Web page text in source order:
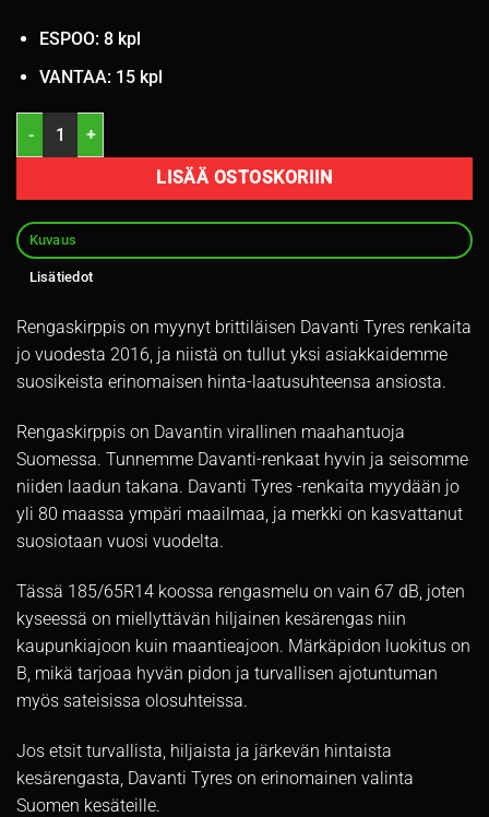
ESPOO: 8 kpl
VANTAA: 15 kpl
185/65R14 Davanti DX390 86H C,B 67dB / kesä määrä
LISÄÄ OSTOSKORIIN
Kuvaus
Lisätiedot
Rengaskirppis on myynyt brittiläisen Davanti Tyres renkaita
jo vuodesta 2016, ja niistä on tullut yksi asiakkaidemme
suosikeista erinomaisen hinta-laatusuhteensa ansiosta.
Rengaskirppis on Davantin virallinen maahantuoja
Suomessa. Tunnemme Davanti-renkaat hyvin ja seisomme
niiden laadun takana. Davanti Tyres -renkaita myydään jo
yli 80 maassa ympäri maailmaa, ja merkki on kasvattanut
suosiotaan vuosi vuodelta.
Tässä 185/65R14 koossa rengasmelu on vain 67 dB, joten
kyseessä on miellyttävän hiljainen kesärengas niin
kaupunkiajoon kuin maantieajoon. Märkäpidon luokitus on
B, mikä tarjoaa hyvän pidon ja turvallisen ajotuntuman
myös sateisissa olosuhteissa.
Jos etsit turvallista, hiljaista ja järkevän hintaista
kesärengasta, Davanti Tyres on erinomainen valinta
Suomen kesäteille.